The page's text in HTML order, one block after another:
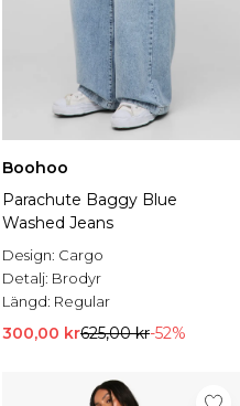
Boohoo
Parachute Baggy Blue
Washed Jeans
Design: Cargo
Detalj: Brodyr
Längd: Regular
300,00 kr625,00 kr-52%